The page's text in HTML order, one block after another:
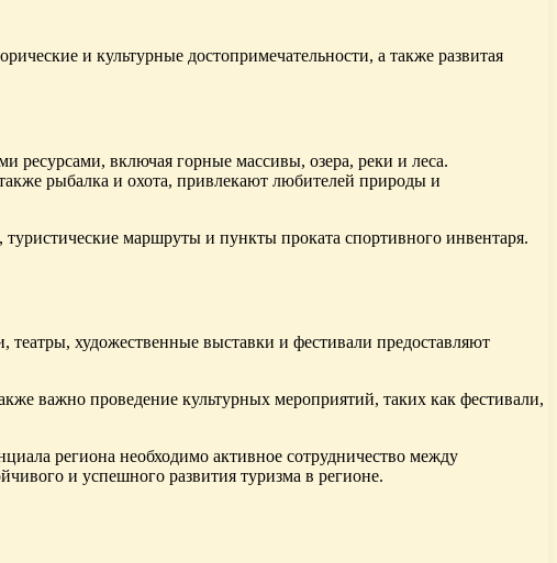
и культурные достопримечательности, а также развитая
ресурсами, включая горные массивы, озера, реки и леса.
рыбалка и охота, привлекают любителей природы и
маршруты и пункты проката спортивного инвентаря.
театры, художественные выставки и фестивали предоставляют
важно проведение культурных мероприятий, таких как фестивали,
региона необходимо активное сотрудничество между
и успешного развития туризма в регионе.